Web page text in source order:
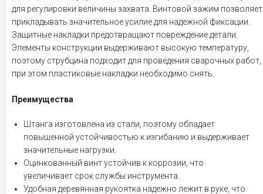
для регулировки величины захвата. Винтовой зажим позволяет
прикладывать значительное усилие для надежной фиксации.
Защитные накладки предотвращают повреждение детали.
Элементы конструкции выдерживают высокую температуру,
поэтому струбцина подходит для проведения сварочных работ,
при этом пластиковые накладки необходимо снять.
Преимущества
Штанга изготовлена из стали, поэтому обладает
повышенной устойчивостью к изгибанию и выдерживает
значительные нагрузки.
Оцинкованный винт устойчив к коррозии, что
увеличивает срок службы инструмента.
Удобная деревянная рукоятка надежно лежит в руке, что